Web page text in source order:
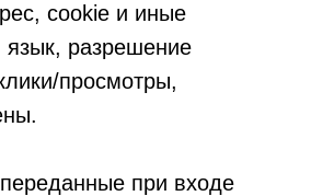
cookie и иные
язык, разрешение
просмотры,
при входе